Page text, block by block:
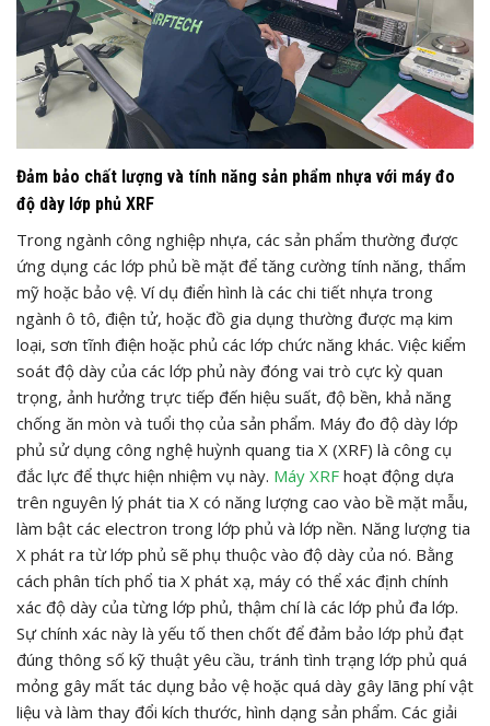
Đảm bảo chất lượng và tính năng sản phẩm nhựa với máy đo
độ dày lớp phủ XRF
Trong ngành công nghiệp nhựa, các sản phẩm thường được
ứng dụng các lớp phủ bề mặt để tăng cường tính năng, thẩm
mỹ hoặc bảo vệ. Ví dụ điển hình là các chi tiết nhựa trong
ngành ô tô, điện tử, hoặc đồ gia dụng thường được mạ kim
loại, sơn tĩnh điện hoặc phủ các lớp chức năng khác. Việc kiểm
soát độ dày của các lớp phủ này đóng vai trò cực kỳ quan
trọng, ảnh hưởng trực tiếp đến hiệu suất, độ bền, khả năng
chống ăn mòn và tuổi thọ của sản phẩm. Máy đo độ dày lớp
phủ sử dụng công nghệ huỳnh quang tia X (XRF) là công cụ
đắc lực để thực hiện nhiệm vụ này. Máy XRF hoạt động dựa
trên nguyên lý phát tia X có năng lượng cao vào bề mặt mẫu,
làm bật các electron trong lớp phủ và lớp nền. Năng lượng tia
X phát ra từ lớp phủ sẽ phụ thuộc vào độ dày của nó. Bằng
cách phân tích phổ tia X phát xạ, máy có thể xác định chính
xác độ dày của từng lớp phủ, thậm chí là các lớp phủ đa lớp.
Sự chính xác này là yếu tố then chốt để đảm bảo lớp phủ đạt
đúng thông số kỹ thuật yêu cầu, tránh tình trạng lớp phủ quá
mỏng gây mất tác dụng bảo vệ hoặc quá dày gây lãng phí vật
liệu và làm thay đổi kích thước, hình dạng sản phẩm. Các giải